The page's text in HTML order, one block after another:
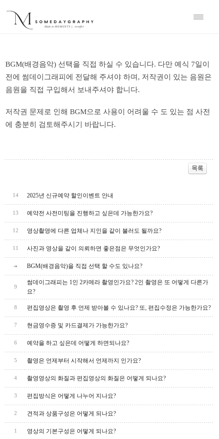
BGM(배경음악) 선택을 직접 하실 수 있습니다. 다만 예식 7일이
전에 썸데이그래피에 전달해 주셔야 하며 , 저작권이 있는 음원은
음원을 직접 구입해서 보내주셔야 합니다.
저작권 문제로 인해 BGM으로 사용이 어려울 수 도 있는 점 사전
에
충분히 검토해주시기 바랍니다.
14 2025년 신규예약 할인이벤트 안내
13 예약전 사전미팅을 진행하고 싶은데 가능한가요?
12 영상촬영에 다른 업체나 지인을 같이 불러도 될까요?
11 사진과 영상을 같이 의뢰하면 좋은점은 무엇인가요?
BGM(배경음악)을 직접 선택 할 수도 있나요?
9
썸데이그래피는 1인 2카메라 촬영인가요? 2인 촬영은 또 어떻게 다른가
요?
8 편집영상은 촬영 후 언제 받아볼 수 있나요? 또, 편집수정은 가능한가요?
7 현금영수증 및 카드결제가 가능한가요?
6 예약을 하고 싶은데 어떻게 하면되나요?
5 촬영은 언제부터 시작해서 언제까지 인가요?
4 촬영영상의 화질과 편집영상의 화질은 어떻게 되나요?
3 편집방식은 어떻게 나누어 지나요?
2 견적과 상품구성은 어떻게 되나요?
1 영상의 기본구성은 어떻게 되나요?